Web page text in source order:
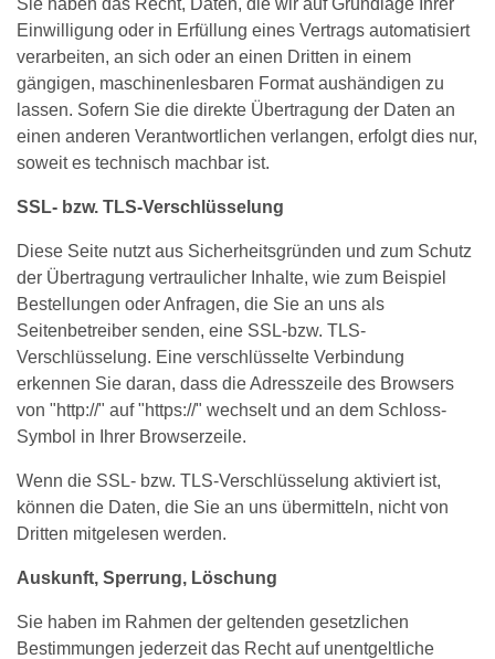
Sie haben das Recht, Daten, die wir auf Grundlage Ihrer
Einwilligung oder in Erfüllung eines Vertrags automatisiert
verarbeiten, an sich oder an einen Dritten in einem
gängigen, maschinenlesbaren Format aushändigen zu
lassen. Sofern Sie die direkte Übertragung der Daten an
einen anderen Verantwortlichen verlangen, erfolgt dies nur,
soweit es technisch machbar ist.
SSL- bzw. TLS-Verschlüsselung
Diese Seite nutzt aus Sicherheitsgründen und zum Schutz
der Übertragung vertraulicher Inhalte, wie zum Beispiel
Bestellungen oder Anfragen, die Sie an uns als
Seitenbetreiber senden, eine SSL-bzw. TLS-
Verschlüsselung. Eine verschlüsselte Verbindung
erkennen Sie daran, dass die Adresszeile des Browsers
von "http://" auf "https://" wechselt und an dem Schloss-
Symbol in Ihrer Browserzeile.
Wenn die SSL- bzw. TLS-Verschlüsselung aktiviert ist,
können die Daten, die Sie an uns übermitteln, nicht von
Dritten mitgelesen werden.
Auskunft, Sperrung, Löschung
Sie haben im Rahmen der geltenden gesetzlichen
Bestimmungen jederzeit das Recht auf unentgeltliche